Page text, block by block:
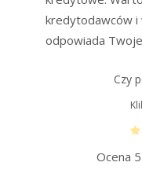
kredytodawców i
odpowiada
Czy
Ocena 5